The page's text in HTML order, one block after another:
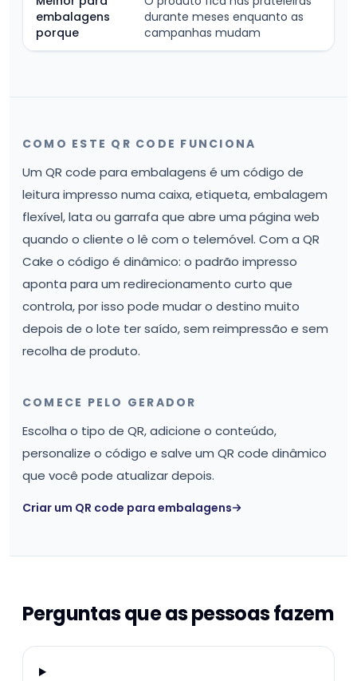
embalagens
porque
durante meses enquanto as
campanhas mudam
COMO ESTE QR CODE FUNCIONA
Um QR code para embalagens é um código de
leitura impresso numa caixa, etiqueta, embalagem
flexível, lata ou garrafa que abre uma página web
quando o cliente o lê com o telemóvel. Com a QR
Cake o código é dinâmico: o padrão impresso
aponta para um redirecionamento curto que
controla, por isso pode mudar o destino muito
depois de o lote ter saído, sem reimpressão e sem
recolha de produto.
COMECE PELO GERADOR
Escolha o tipo de QR, adicione o conteúdo,
personalize o código e salve um QR code dinâmico
que você pode atualizar depois.
Criar um QR code para embalagens
Perguntas que as pessoas fazem